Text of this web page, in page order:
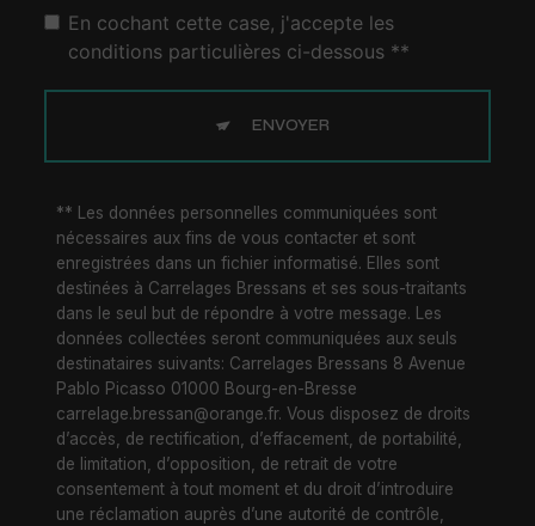
En cochant cette case, j'accepte les
conditions particulières ci-dessous **
ENVOYER
** Les données personnelles communiquées sont
nécessaires aux fins de vous contacter et sont
enregistrées dans un fichier informatisé. Elles sont
destinées à Carrelages Bressans et ses sous-traitants
dans le seul but de répondre à votre message. Les
données collectées seront communiquées aux seuls
destinataires suivants: Carrelages Bressans 8 Avenue
Pablo Picasso 01000 Bourg-en-Bresse
carrelage.bressan@orange.fr. Vous disposez de droits
d’accès, de rectification, d’effacement, de portabilité,
de limitation, d’opposition, de retrait de votre
consentement à tout moment et du droit d’introduire
une réclamation auprès d’une autorité de contrôle,